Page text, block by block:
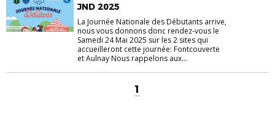
JND 2025
La Journée Nationale des Débutants arrive,
nous vous donnons donc rendez-vous le
Samedi 24 Mai 2025 sur les 2 sites qui
accueilleront cette journée: Fontcouverte
et Aulnay Nous rappelons aux...
1